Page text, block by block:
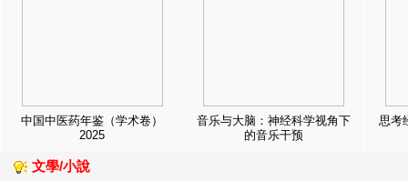
中国中医药年鉴（学术卷）
2025
音乐与大脑：神经科学视角下
的音乐干预
思考
文學/小說